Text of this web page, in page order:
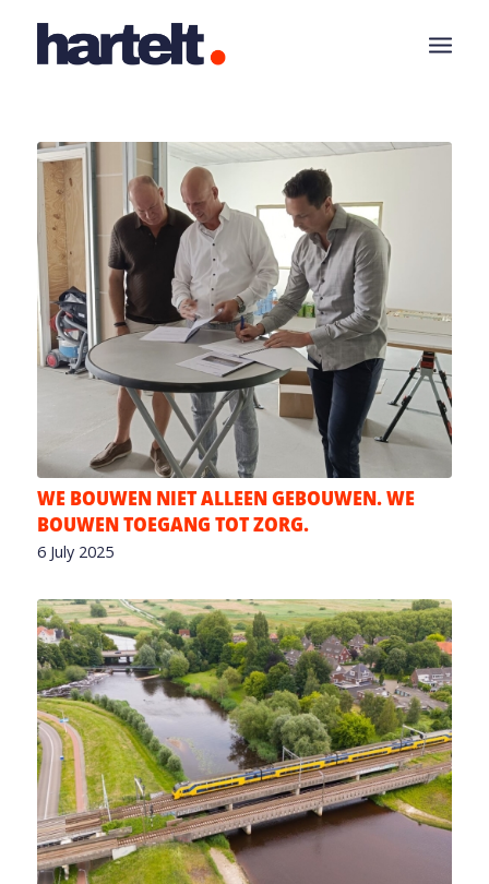
WE BOUWEN NIET ALLEEN GEBOUWEN. WE
BOUWEN TOEGANG TOT ZORG.
6 July 2025